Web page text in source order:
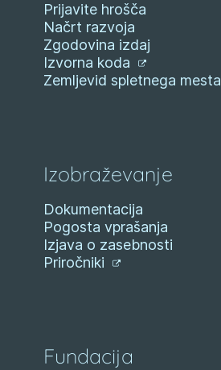
Prijavite hrošča
Načrt razvoja
Zgodovina izdaj
Izvorna koda
Zemljevid spletnega mesta
Izobraževanje
Dokumentacija
Pogosta vprašanja
Izjava o zasebnosti
Priročniki
Fundacija